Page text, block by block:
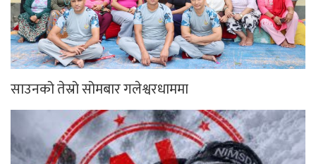
साउनको तेस्रो सोमबार गलेश्वरधाममा